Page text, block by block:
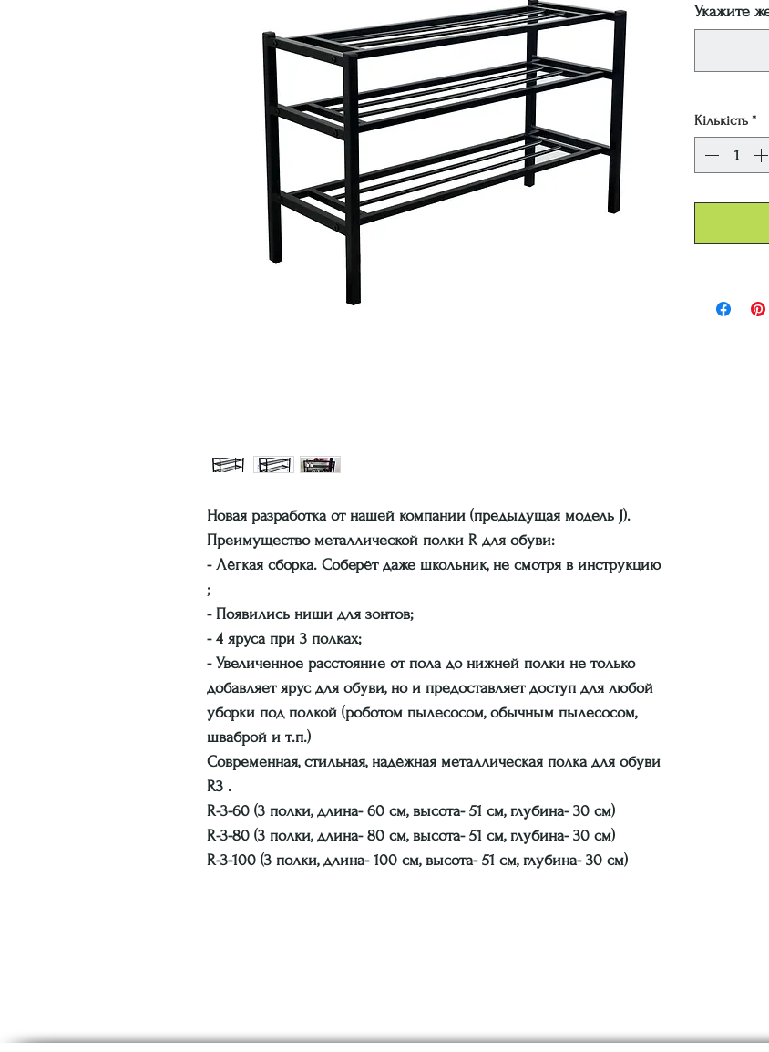
Новая разработка от нашей компании (предыдущая модель J).
Преимущество металлической полки R для обуви:
- Лёгкая сборка. Соберёт даже школьник, не смотря в инструкцию
;
- Появились ниши для зонтов;
- 4 яруса при 3 полках;
- Увеличенное расстояние от пола до нижней полки не только
добавляет ярус для обуви, но и предоставляет доступ для любой
уборки под полкой (роботом пылесосом, обычным пылесосом,
шваброй и т.п.)
Современная, стильная, надёжная металлическая полка для обуви
R3 .
R-3-60 (3 полки, длина- 60 см, высота- 51 см, глубина- 30 см)
R-3-80 (3 полки, длина- 80 см, высота- 51 см, глубина- 30 см)
R-3-100 (3 полки, длина- 100 см, высота- 51 см, глубина- 30 см)
Укажите
Кількість *